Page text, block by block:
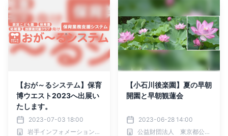
【おが～るシステム】保育
博ウエスト2023へ出展い
たします。
2023-07-03 18:00
岩手インフォメーション・テクノロジー株式会社
【小石川後楽園】夏の早朝
開園と早朝観蓮会
2023-06-28 14:00
公益財団法人 東京都公園協会